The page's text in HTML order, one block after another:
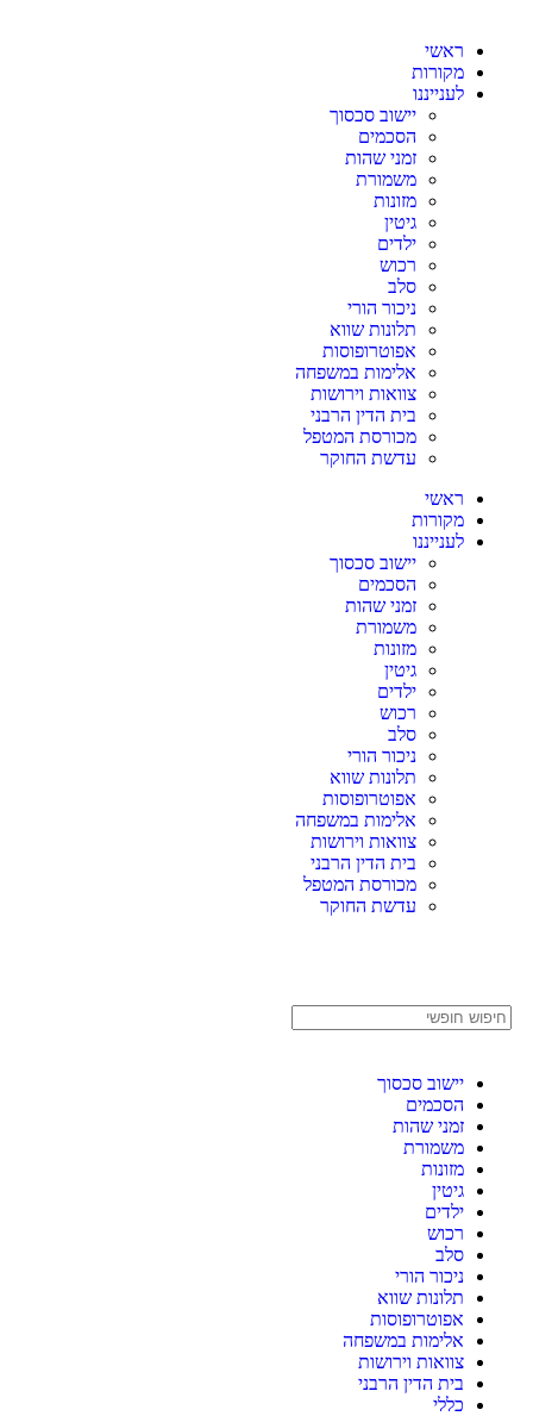
ראשי
מקורות
לענייננו
יישוב סכסוך
הסכמים
זמני שהות
משמורת
מזונות
גיטין
ילדים
רכוש
סלב
ניכור הורי
תלונות שווא
אפוטרופוסות
אלימות במשפחה
צוואות וירושות
בית הדין הרבני
מכורסת המטפל
עדשת החוקר
ראשי
מקורות
לענייננו
יישוב סכסוך
הסכמים
זמני שהות
משמורת
מזונות
גיטין
ילדים
רכוש
סלב
ניכור הורי
תלונות שווא
אפוטרופוסות
אלימות במשפחה
צוואות וירושות
בית הדין הרבני
מכורסת המטפל
עדשת החוקר
יישוב סכסוך
הסכמים
זמני שהות
משמורת
מזונות
גיטין
ילדים
רכוש
סלב
ניכור הורי
תלונות שווא
אפוטרופוסות
אלימות במשפחה
צוואות וירושות
בית הדין הרבני
כללי